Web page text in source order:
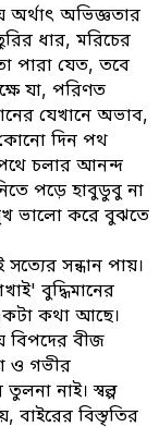
অর্থাৎ অভিজ্ঞতার
ধার, মরিচের
পারা যেত, তবে
যা, পরিণত
যেখানে অভাব,
কোনো দিন পথ
চলার আনন্দ
পড়ে হাবুডুবু না
ভালো করে বুঝতে
সন্ধান পায়।
বুদ্ধিমানের
কথা আছে।
বিপদের বীজ
ও গভীর
নাই। স্বল্প
বাইরের বিস্তৃতির